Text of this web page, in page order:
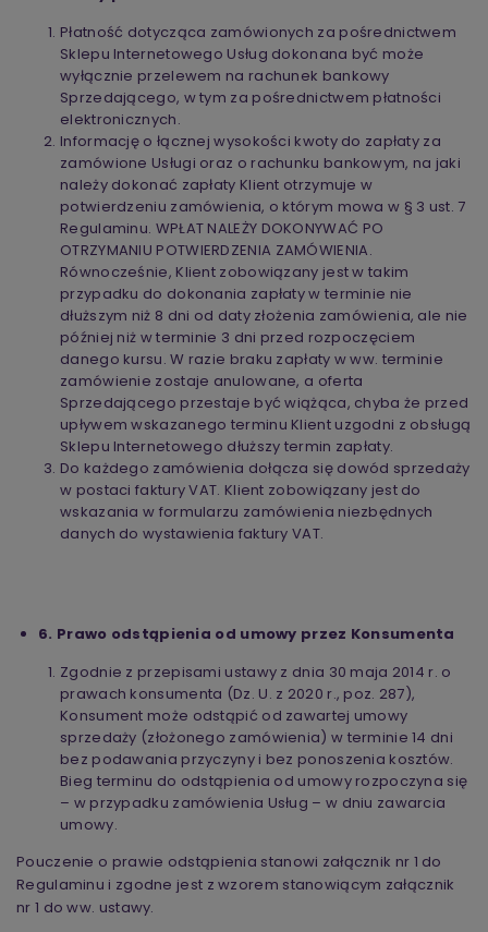
Płatność dotycząca zamówionych za pośrednictwem
Sklepu Internetowego Usług dokonana być może
wyłącznie przelewem na rachunek bankowy
Sprzedającego, w tym za pośrednictwem płatności
elektronicznych.
Informację o łącznej wysokości kwoty do zapłaty za
zamówione Usługi oraz o rachunku bankowym, na jaki
należy dokonać zapłaty Klient otrzymuje w
potwierdzeniu zamówienia, o którym mowa w § 3 ust. 7
Regulaminu. WPŁAT NALEŻY DOKONYWAĆ PO
OTRZYMANIU POTWIERDZENIA ZAMÓWIENIA.
Równocześnie, Klient zobowiązany jest w takim
przypadku do dokonania zapłaty w terminie nie
dłuższym niż 8 dni od daty złożenia zamówienia, ale nie
później niż w terminie 3 dni przed rozpoczęciem
danego kursu. W razie braku zapłaty w ww. terminie
zamówienie zostaje anulowane, a oferta
Sprzedającego przestaje być wiążąca, chyba że przed
upływem wskazanego terminu Klient uzgodni z obsługą
Sklepu Internetowego dłuższy termin zapłaty.
Do każdego zamówienia dołącza się dowód sprzedaży
w postaci faktury VAT. Klient zobowiązany jest do
wskazania w formularzu zamówienia niezbędnych
danych do wystawienia faktury VAT.
6. Prawo odstąpienia od umowy przez Konsumenta
Zgodnie z przepisami ustawy z dnia 30 maja 2014 r. o
prawach konsumenta (Dz. U. z 2020 r., poz. 287),
Konsument może odstąpić od zawartej umowy
sprzedaży (złożonego zamówienia) w terminie 14 dni
bez podawania przyczyny i bez ponoszenia kosztów.
Bieg terminu do odstąpienia od umowy rozpoczyna się
– w przypadku zamówienia Usług – w dniu zawarcia
umowy.
Pouczenie o prawie odstąpienia stanowi załącznik nr 1 do
Regulaminu i zgodne jest z wzorem stanowiącym załącznik
nr 1 do ww. ustawy.